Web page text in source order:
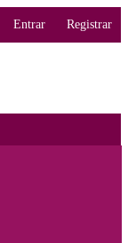
Entrar Registrar